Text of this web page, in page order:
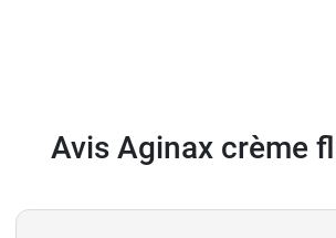
Avis Aginax crème